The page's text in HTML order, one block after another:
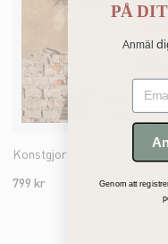
Konstgjord burgundy
799 kr
PÅ
Anmäl
Email
Genom att